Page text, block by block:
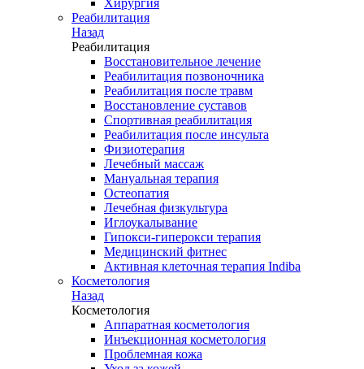
Хирургия
Реабилитация
Назад
Реабилитация
Восстановительное лечение
Реабилитация позвоночника
Реабилитация после травм
Восстановление суставов
Спортивная реабилитация
Реабилитация после инсульта
Физиотерапия
Лечебный массаж
Мануальная терапия
Остеопатия
Лечебная физкультура
Иглоукалывание
Гипокси-гиперокси терапия
Медицинский фитнес
Активная клеточная терапия Indiba
Косметология
Назад
Косметология
Аппаратная косметология
Инъекционная косметология
Проблемная кожа